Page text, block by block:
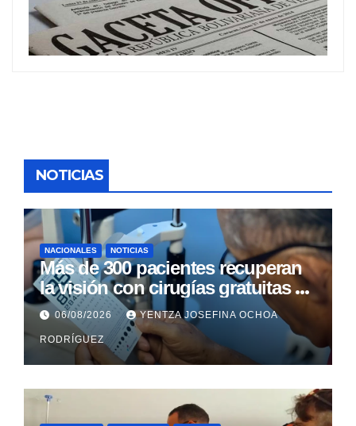
NOTICIAS
NACIONALES NOTICIAS
Más de 300 pacientes recuperan
la visión con cirugías gratuitas de
cataratas en Zulia
06/08/2026 YENTZA JOSEFINA OCHOA
RODRÍGUEZ